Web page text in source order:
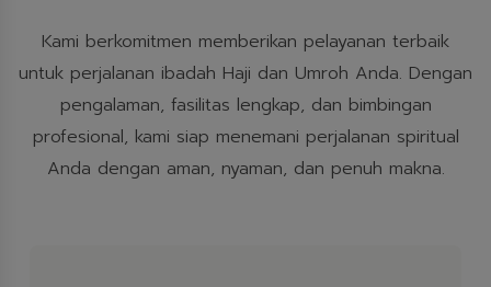
Kami berkomitmen memberikan pelayanan terbaik
untuk perjalanan ibadah Haji dan Umroh Anda. Dengan
pengalaman, fasilitas lengkap, dan bimbingan
profesional, kami siap menemani perjalanan spiritual
Anda dengan aman, nyaman, dan penuh makna.